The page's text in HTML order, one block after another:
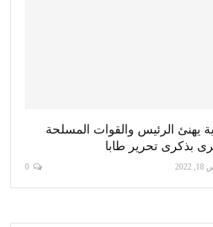
يهنئ الرئيس والقوات المسلحة
بذكرى تحرير طابا